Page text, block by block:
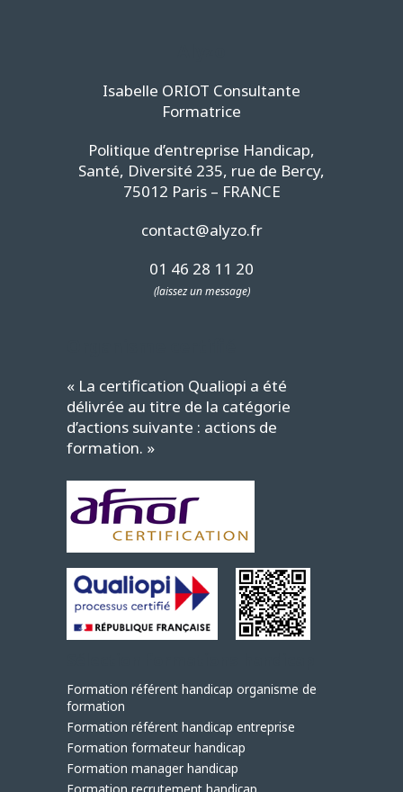
Isabelle ORIOT Consultante
Formatrice
Politique d’entreprise Handicap,
Santé, Diversité 235, rue de Bercy,
75012 Paris – FRANCE
contact@alyzo.fr
01 46 28 11 20
(laissez un message)
« La certification Qualiopi a été
délivrée au titre de la catégorie
d’actions suivante : actions de
formation. »
Formation référent handicap organisme de
formation
Formation référent handicap entreprise
Formation formateur handicap
Formation manager handicap